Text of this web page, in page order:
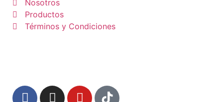
Nosotros
Productos
Términos y Condiciones